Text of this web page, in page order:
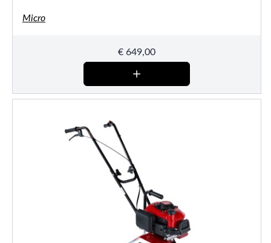
Micro
€ 649,00